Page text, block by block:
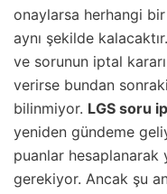
onaylarsa herhangi
aynı şekilde
ve sorunun iptal
verirse bundan
bilinmiyor. LGS soru
yeniden gündeme
puanlar hesaplanarak
gerekiyor. Ancak şu